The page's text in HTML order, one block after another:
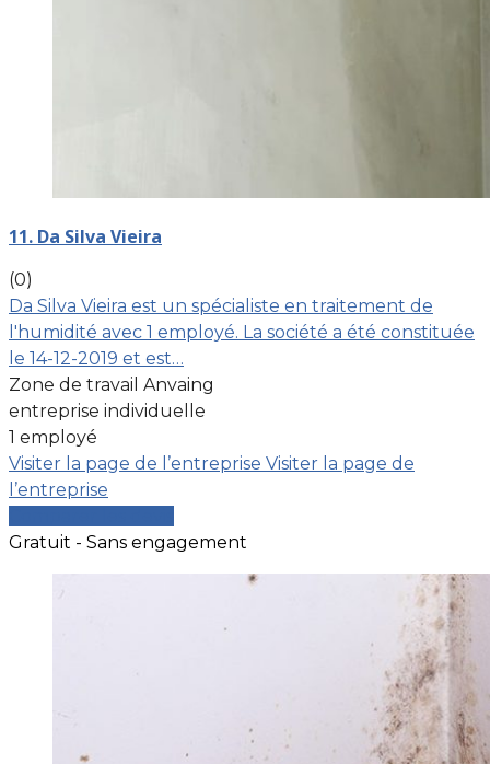
11. Da Silva Vieira
(0)
Da Silva Vieira est un spécialiste en traitement de
l'humidité avec 1 employé. La société a été constituée
le 14-12-2019 et est…
Zone de travail Anvaing
entreprise individuelle
1 employé
Visiter la page de l’entreprise Visiter la page de
l’entreprise
Gratuit - Sans engagement